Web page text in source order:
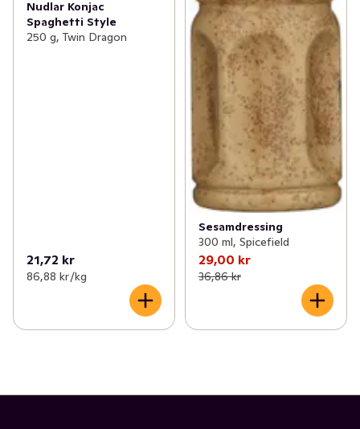
Nudlar Konjac
Spaghetti Style
250 g, Twin Dragon
21,72 kr
86,88 kr /kg
Sesamdressing
300 ml, Spicefield
29,00 kr
36,86 kr